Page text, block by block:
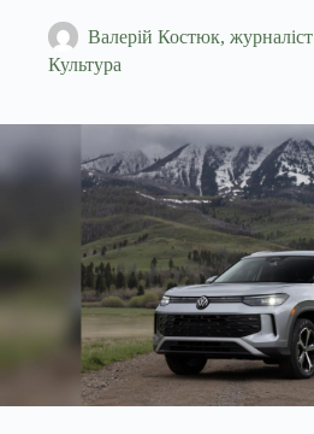
Валерій Костюк, журналіст
Культура